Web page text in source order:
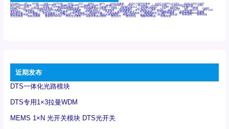
6Tx6Rx 8T 8T8R 24R 24T24R 24Tx 25G 48Rx 48Tx 100G光模块 400G OSFP光模块 400G QSFP112 DR4 800G DR8 OSFP
800G OSFP光模块 AD7606国产替代 AFBR-57B4APZ AFBR-1528CZ AFBR-2528CZ AOC Bypass Camera Link CWDM波分复用器 DAS
DC~4M DSS DTS DVS GYMB光纤连接器 GYM光纤连接器 HFBR-1531Z HFBR-2531Z HFBR-4501Z HFBR-4503Z HFBR-4511Z
HFBR-4513Z J599A6光纤连接器 J599A8光电连接器 J599MT光纤连接器 J599Ⅰ光电连接器 LC超短型光模块 LGA Mini SAS MT POB QSFP
QSFP+ QSFP28 QSFP28 100G光模块 QSFP28笼座 QSFP 40G QSFP笼座 RP连接器 SFF-8431 SFF-8436 SFF-8472 SFF-8654 4i SFP 10G
SFP MSA SFP笼座 Z-BLOCK 万兆交换机 交换机 光切换仪OLP 光开关 光模块笼子座子 光电探测器 光电编码器模块 光电连接器 光端机
光纤激光器 光纤跳线 光纤连接器 光耦 全国产交换机 军品级光耦 千兆交换机 国产化光模块 射频光模块 微型光模块 微型可插拔BGA光模块
微型波分复用器 探测器 收发模块光学引擎组件 机架式光纤收发器 模拟光发射模块 模拟光器件 波分复用器 测试版 激光器 特种光纤 特种光缆
百兆交换机 相机光模块 紧凑型DWDM 网管型交换机 表贴式单路光模块 通信光纤 通信光缆 铌酸锂调制器 高速线缆
近期发布
DTS一体化光路模块
DTS专用1×3拉曼WDM
MEMS 1×N 光开关模块 DTS光开关